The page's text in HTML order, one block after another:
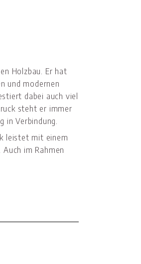
Holzbau. Er hat
und modernen
dabei auch viel
steht er immer
in Verbindung.
leistet mit einem
im Rahmen